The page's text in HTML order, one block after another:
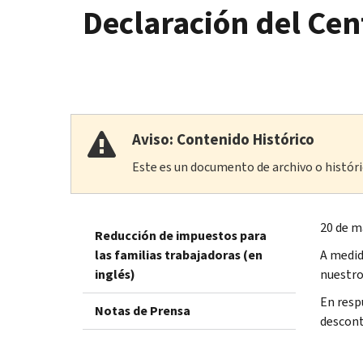
Declaración del
Aviso: Contenido Histórico
Este es un documento de archivo o
Reducción de impuestos para
las familias trabajadoras (en
inglés)
Notas de Prensa
20 de
A
En